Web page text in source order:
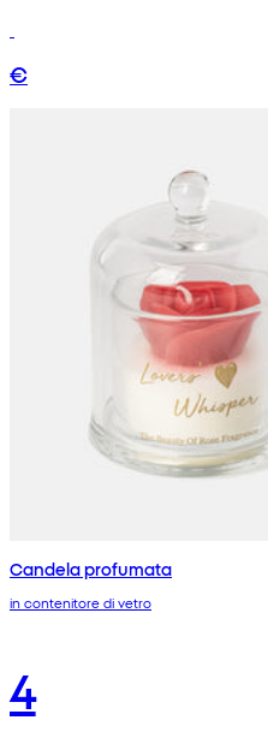
€
Candela profumata
in contenitore di vetro
4